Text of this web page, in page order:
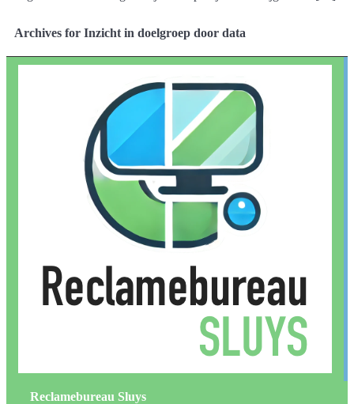
Archives for Inzicht in doelgroep door data
Reclamebureau Sluys